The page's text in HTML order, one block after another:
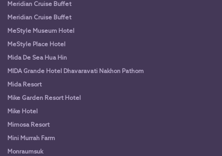
Meridian Cruise Buffet
Meridian Cruise Buffet
MeStyle Museum Hotel
MeStyle Place Hotel
Mida De Sea Hua Hin
MIDA Grande Hotel Dhavaravati Nakhon Pathom
Mida Resort
Mike Garden Resort Hotel
Mike Hotel
Mimosa Resort
Mini Murrah Farm
Monraumsuk